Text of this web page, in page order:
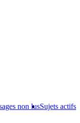
Sujets actifs
non lus